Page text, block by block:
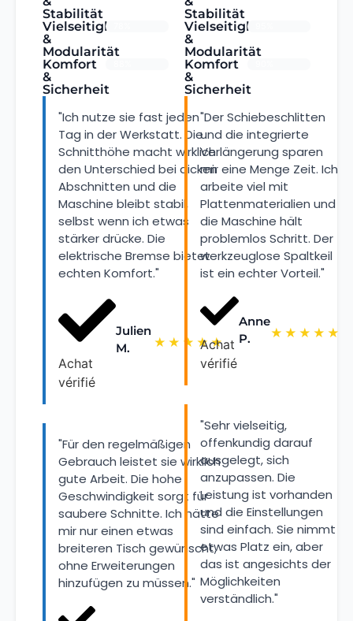
Stabilität
Vielseitigkeit
&
Modularität
Komfort
&
Sicherheit
"Ich nutze sie fast jeden
Tag in der Werkstatt. Die
Schnitthöhe macht wirklich
den Unterschied bei dicken
Abschnitten und die
Maschine bleibt stabil,
selbst wenn ich etwas
stärker drücke. Die
elektrische Bremse bietet
echten Komfort."
Achat
vérifié
Julien
M.
★ ★ ★ ★ ★
"Für den regelmäßigen
Gebrauch leistet sie wirklich
gute Arbeit. Die hohe
Geschwindigkeit sorgt für
saubere Schnitte. Ich hätte
mir nur einen etwas
breiteren Tisch gewünscht,
ohne Erweiterungen
hinzufügen zu müssen."
Stabilität
Vielseitigkeit
&
Modularität
Komfort
&
Sicherheit
"Der Schiebeschlitten
und die integrierte
Verlängerung sparen
mir eine Menge Zeit. Ich
arbeite viel mit
Plattenmaterialien und
die Maschine hält
problemlos Schritt. Der
werkzeuglose Spaltkeil
ist ein echter Vorteil."
Achat
vérifié
Anne
P.
★ ★ ★ ★ ★
"Sehr vielseitig,
offenkundig darauf
ausgelegt, sich
anzupassen. Die
Leistung ist vorhanden
und die Einstellungen
sind einfach. Sie nimmt
etwas Platz ein, aber
das ist angesichts der
Möglichkeiten
verständlich."